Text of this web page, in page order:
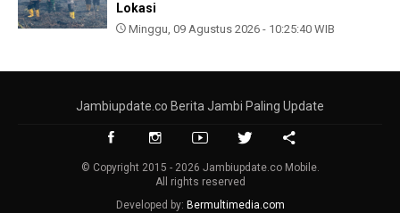
Lokasi
Minggu, 09 Agustus 2026 - 10:25:40 WIB
Jambiupdate.co Berita Jambi Paling Update
© Copyright 2015 - 2026 Jambiupdate.co Mobile.
All rights reserved
Developed by: Bermultimedia.com